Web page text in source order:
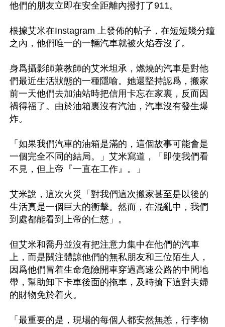
他們的朋友立即在安全距離內撥打了911。
根據艾米在Instagram 上發佈的帖子，在短短幾分鐘
之內，他們唯一的一輛汽車就被火焰吞沒了。
身爲攝影師兼教師的艾米坦承，燃燒的汽車是對他
們最近生活狀態的一種隱喻。她還堅持認爲，搬家
前一天他們去加油站時把信用卡忘在家裏，反而因
禍得福了。由於油箱裏沒有汽油，汽車沒有發生爆
炸。
「如果我們汽車的油箱是滿的，這個故事可能會是
一個完全不同的結局。」艾米寫道，「即使我們看
不見，但上帝『一直在工作』。」
艾米說，這次火災「對我們這次搬家甚至是以後的
生活真是一個巨大的衝擊。然而，在混亂中，我們
到處都能看到上帝的仁慈」。
但艾米和喬丹並沒有把注意力集中在他們的汽車
上，而是關注體諒他們的無私朋友和三位陌生人，
因爲他們冒着生命危險開車穿過高速公路的中間地
帶，幫助卸下卡車後面的拖車，及時搶下這對夫婦
的財物免於着火。
「最重要的是，現場的每個人都安然無恙，行李物